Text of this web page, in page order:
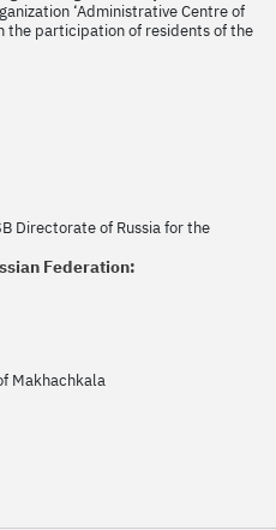
‘Administrative Centre of
the participation of residents of the
Directorate of Russia for the
Federation:
Makhachkala